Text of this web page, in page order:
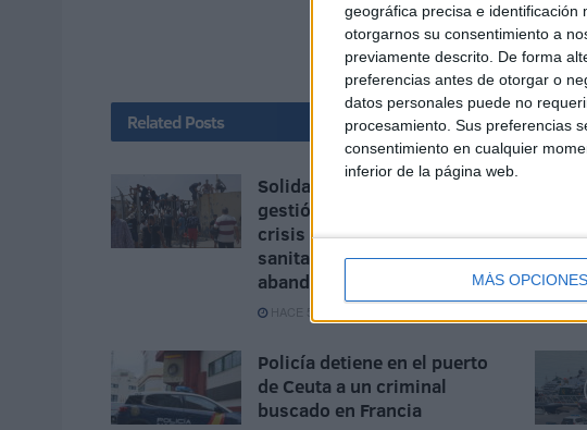
geográfica precisa e identificación
otorgarnos su consentimiento a
previamente descrito. De forma
preferencias antes de otorgar o
datos personales puede no
procesamiento. Sus preferencias
consentimiento en cualquier
inferior de la página web.
MÁS OPCIONES
Related Posts
Solidaridad carga contra la
gestión del Ingesa tras la
crisis en Ceuta: "Los
sanitarios han sido
abandonados"
HACE 55 SEGUNDOS
Policía detiene en el puerto
de Ceuta a un criminal
buscado en Francia